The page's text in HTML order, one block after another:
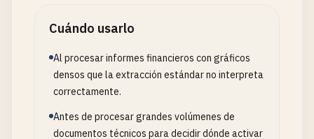
Cuándo usarlo
Al procesar informes financieros con gráficos
densos que la extracción estándar no interpreta
correctamente.
Antes de procesar grandes volúmenes de
documentos técnicos para decidir dónde activar